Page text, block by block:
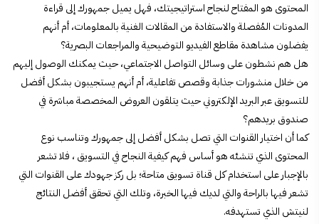
المحتوى هو المفتاح لنجاح استراتيجيتك، فهل يميل جمهورك إلى قراءة
المدونات المُفصلة والاستفادة من المقالات الغنية بالمعلومات، أم أنهم
يفضلون مشاهدة مقاطع الفيديو التوضيحية والمراجعات البصرية؟
هل هم نشطون على وسائل التواصل الاجتماعي، حيث يمكنك الوصول إليهم
من خلال منشورات جذابة وقصص تفاعلية، أم أنهم يستجيبون بشكل أفضل
للتسويق عبر البريد الإلكتروني حيث يتلقون العروض المخصصة مباشرة في
صندوق بريدهم؟
كما أن اختيار القنوات التي تصل بشكل أفضل إلى جمهورك وتناسب نوع
المحتوى الذي تنشئه هو أساس فهمكيفية النجاح في التسويق ، فلا تشعر
بالإجبار على استخدام كل قناة تسويق متاحة؛ بل ركز جهودك على القنوات التي
تشعر فيها بالراحة والتي لديك فيها الخبرة، وتلك التي تحقق أفضل النتائج
لنيتش الذي تستهدفه.